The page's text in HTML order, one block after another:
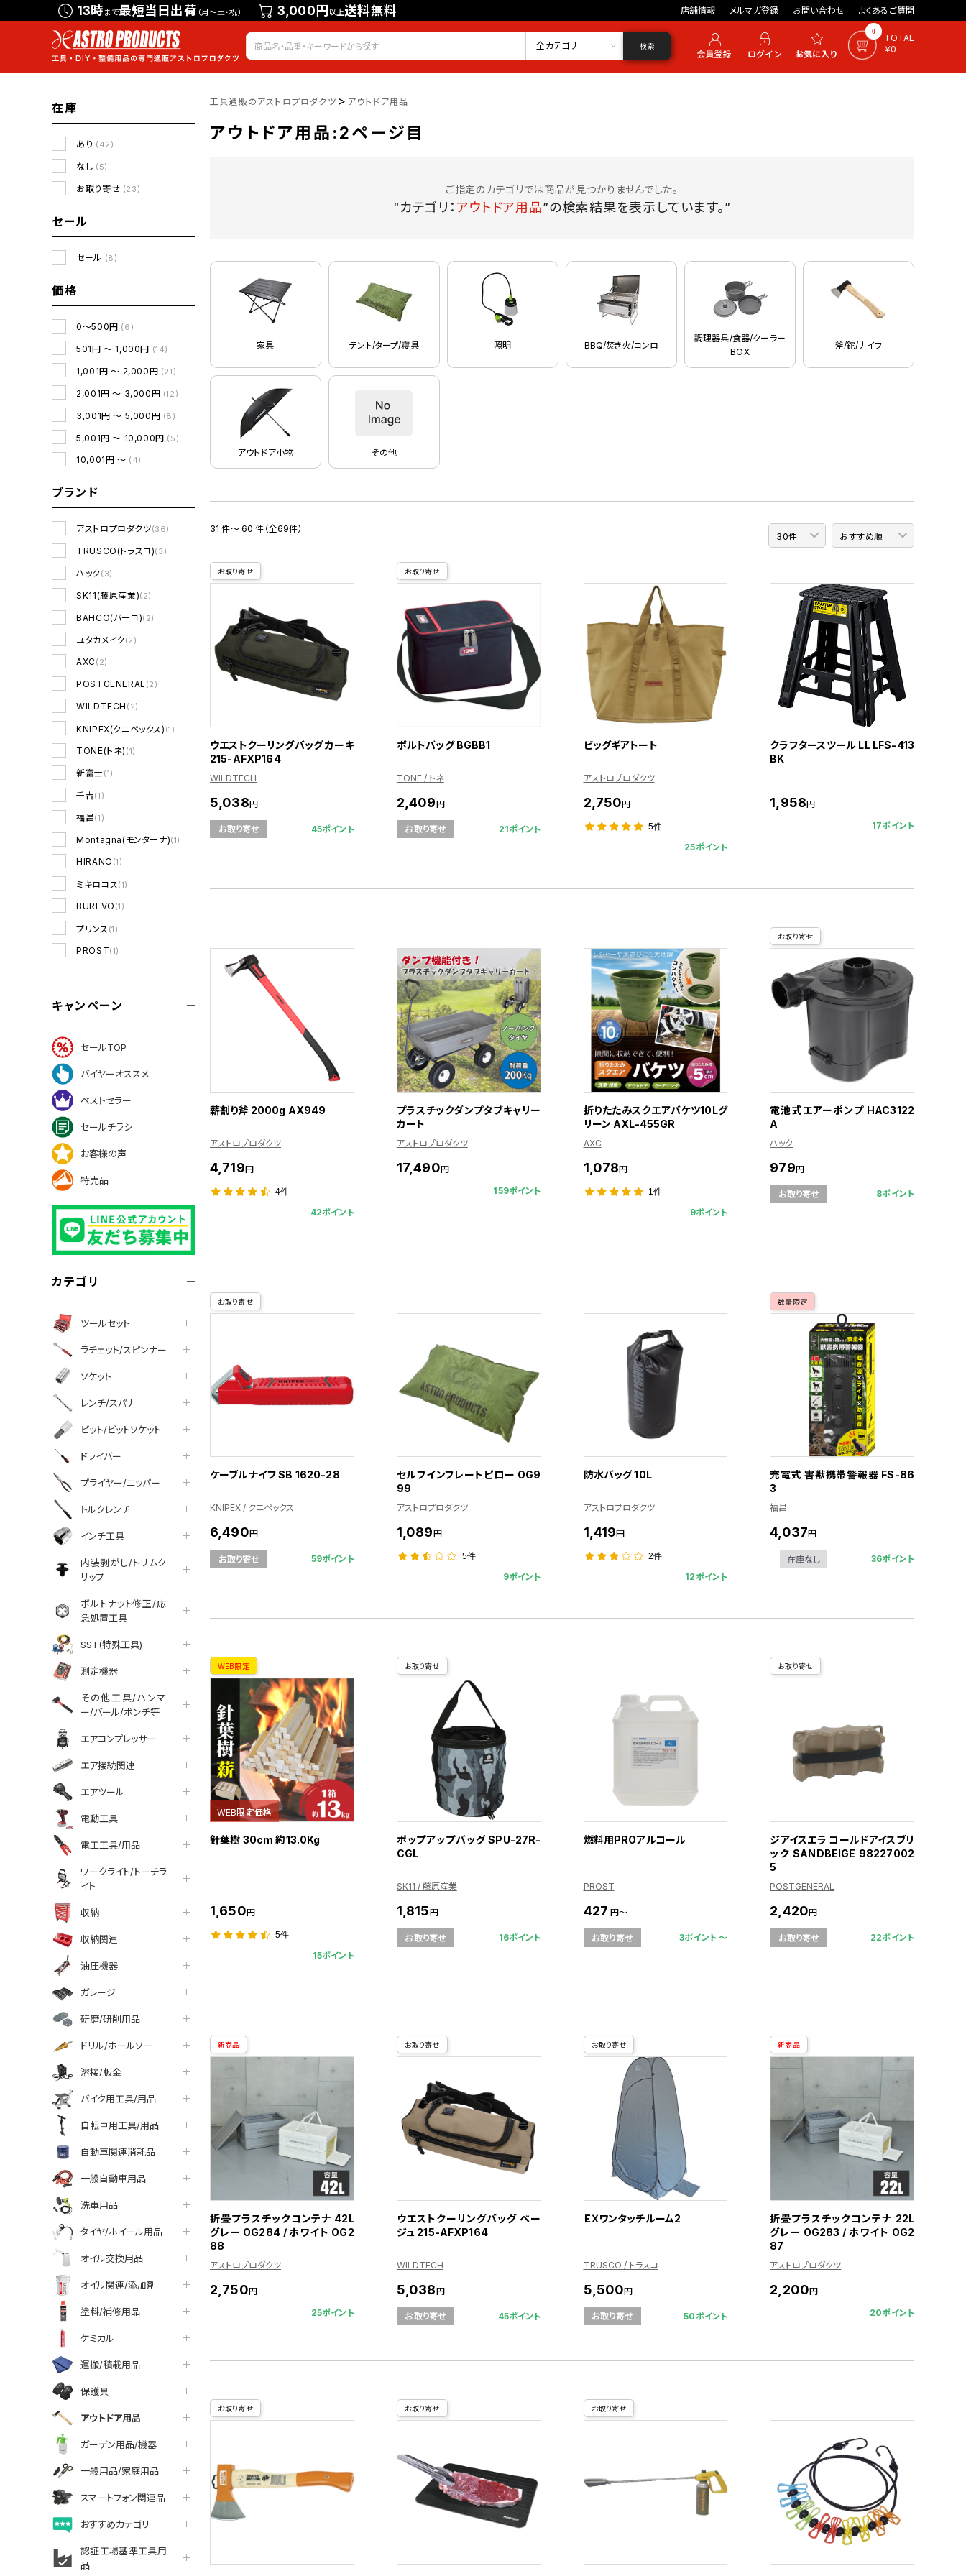
13時まで最短当日出荷 （月～土・祝） 3,000円以上送料無料 店舗情報 メルマガ登録 お問い合わせ よくあるご質問
会員登録 ログイン お気に入り 0
TOTAL
￥0
全カテゴリ 検索
在庫
あり (42)
なし (5)
お取り寄せ (23)
セール
セール (8)
価格
0～500円 (6)
501円 ～ 1,000円 (14)
1,001円 ～ 2,000円 (21)
2,001円 ～ 3,000円 (12)
3,001円 ～ 5,000円 (8)
5,001円 ～ 10,000円 (5)
10,001円 ～ (4)
ブランド
アストロプロダクツ(36)
TRUSCO(トラスコ)(3)
ハック(3)
SK11(藤原産業)(2)
BAHCO(バーコ)(2)
ユタカメイク(2)
AXC (2)
POSTGENERAL (2)
WILDTECH (2)
KNIPEX(クニペックス) (1)
TONE(トネ) (1)
新富士 (1)
千吉(1)
福昌(1)
Montagna(モンターナ)(1)
HIRANO (1)
ミキロコス (1)
BUREVO (1)
プリンス (1)
PROST(1)
キャンペーン
セールTOP
バイヤーオススメ
ベストセラー
セールチラシ
お客様の声
特売品
カテゴリ
ツールセット
ラチェット/スピンナー
ソケット
レンチ/スパナ
ビット/ビットソケット
ドライバー
プライヤー/ニッパー
トルクレンチ
インチ工具
内装剥がし/トリムク
リップ
ボルトナット修正/応
急処置工具
SST(特殊工具)
測定機器
その他工具/ハンマ
ー/バール/ポンチ等
エアコンプレッサー
エア接続関連
エアツール
電動工具
電工工具/用品
ワークライト/トーチラ
イト
収納
収納関連
油圧機器
ガレージ
研磨/研削用品
ドリル/ホールソー
溶接/板金
バイク用工具/用品
自転車用工具/用品
自動車関連消耗品
一般自動車用品
洗車用品
タイヤ/ホイール用品
オイル交換用品
オイル関連/添加剤
塗料/補修用品
ケミカル
運搬/積載用品
保護具
アウトドア用品
ガーデン用品/機器
一般用品/家庭用品
スマートフォン関連品
おすすめカテゴリ
認証工場基準工具用
品
工具通販のアストロプロダクツ > アウトドア用品
アウトドア用品:2ページ目
ご指定のカテゴリでは商品が見つかりませんでした。
“カテゴリ： アウトドア用品”の検索結果を表示しています。”
家具 テント/タープ/寝具 照明 BBQ/焚き火/コンロ
調理器具/食器/クーラー
BOX
斧/鉈/ナイフ
アウトドア小物 その他
31 件～ 60 件（全69件）
お取り寄せ
ウエストクーリングバッグ カーキ
215-AFXP164
WILDTECH
5,038円
お取り寄せ 45ポイント
お取り寄せ
ボルトバッグ BGBB1
TONE / トネ
2,409円
お取り寄せ 21ポイント
ビッグギアトート
アストロプロダクツ
2,750円
5件
25ポイント
クラフタースツール LL LFS-413
BK
1,958円
17ポイント
薪割り斧 2000g AX949
アストロプロダクツ
4,719円
4件
42ポイント
プラスチックダンプタブキャリー
カート
アストロプロダクツ
17,490円
159ポイント
折りたたみスクエアバケツ10Lグ
リーン AXL-455GR
AXC
1,078円
1件
9ポイント
お取り寄せ
電池式エアーポンプ HAC3122
A
ハック
979円
お取り寄せ 8ポイント
お取り寄せ
ケーブルナイフ SB 1620-28
KNIPEX / クニペックス
6,490円
お取り寄せ 59ポイント
セルフインフレートピロー OG9
99
アストロプロダクツ
1,089円
5件
9ポイント
防水バッグ 10L
アストロプロダクツ
1,419円
2件
12ポイント
数量限定
充電式 害獣携帯警報器 FS-86
3
福昌
4,037円
在庫なし 36ポイント
WEB限定
WEB限定価格
針葉樹 30cm 約13.0Kg
1,650円
5件
15ポイント
お取り寄せ
ポップアップバッグ SPU-27R-
CGL
SK11 / 藤原産業
1,815円
お取り寄せ 16ポイント
燃料用PROアルコール
PROST
427 円～
お取り寄せ 3ポイント 〜
お取り寄せ
ジアイスエラ コールドアイスブリ
ック SANDBEIGE 98227002
5
POSTGENERAL
2,420円
お取り寄せ 22ポイント
新商品
折畳プラスチックコンテナ 42L
グレー OG284 / ホワイト OG2
88
アストロプロダクツ
2,750円
25ポイント
お取り寄せ
ウエストクーリングバッグ ベー
ジュ 215-AFXP164
WILDTECH
5,038円
お取り寄せ 45ポイント
お取り寄せ
ＥＸワンタッチルーム2
TRUSCO / トラスコ
5,500円
お取り寄せ 50ポイント
新商品
折畳プラスチックコンテナ 22L
グレー OG283 / ホワイト OG2
87
アストロプロダクツ
2,200円
20ポイント
お取り寄せ お取り寄せ お取り寄せ